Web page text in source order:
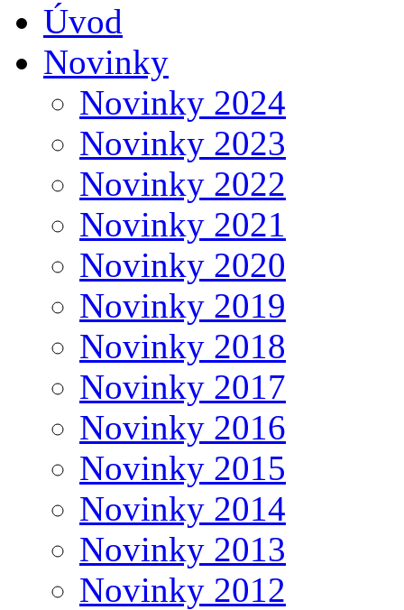
Úvod
Novinky
Novinky 2024
Novinky 2023
Novinky 2022
Novinky 2021
Novinky 2020
Novinky 2019
Novinky 2018
Novinky 2017
Novinky 2016
Novinky 2015
Novinky 2014
Novinky 2013
Novinky 2012